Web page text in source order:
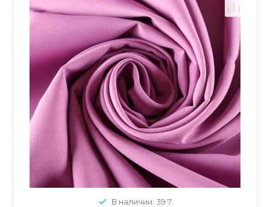
В наличии: 39.7